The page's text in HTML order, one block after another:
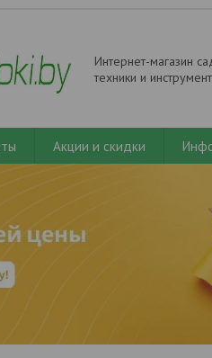
Интернет-магазин
техники и
Акции и скидки